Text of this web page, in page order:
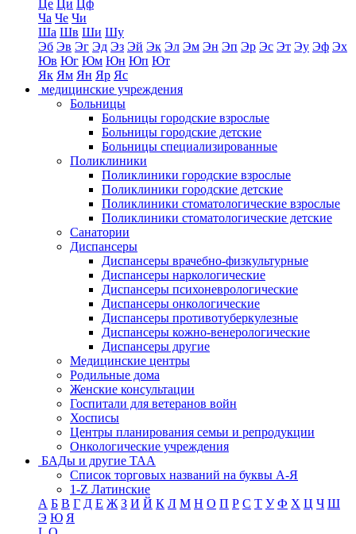
Це Ци Цф
Ча Че Чи
Ша Шв Ши Шу
Эб Эв Эг Эд Эз Эй Эк Эл Эм Эн Эп Эр Эс Эт Эу Эф Эх
Юв Юг Юм Юн Юп Ют
Як Ям Ян Яр Яс
медицинские учреждения
Больницы
Больницы городские взрослые
Больницы городские детские
Больницы специализированные
Поликлиники
Поликлиники городские взрослые
Поликлиники городские детские
Поликлиники стоматологические взрослые
Поликлиники стоматологические детские
Санатории
Диспансеры
Диспансеры врачебно-физкультурные
Диспансеры наркологические
Диспансеры психоневрологические
Диспансеры онкологические
Диспансеры противотуберкулезные
Диспансеры кожно-венерологические
Диспансеры другие
Медицинские центры
Родильные дома
Женские консультации
Госпитали для ветеранов войн
Хосписы
Центры планирования семьи и репродукции
Онкологические учреждения
БАДы и другие ТАА
Список торговых названий на буквы А-Я
1-Z Латинские
А Б В Г Д Е Ж З И Й К Л М Н О П Р С Т У Ф Х Ц Ч Ш
Э Ю Я